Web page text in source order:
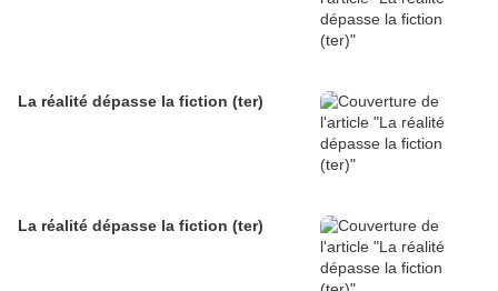
La réalité dépasse la fiction (ter)
La réalité dépasse la fiction (ter)